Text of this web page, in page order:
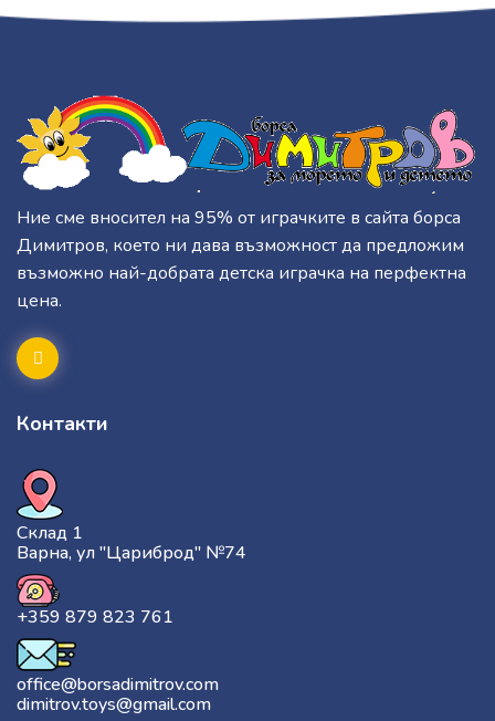
Ние сме вносител на 95% от играчките в сайта борса
Димитров, което ни дава възможност да предложим
възможно най-добрата детска играчка на перфектна
цена.
Контакти
Склад 1
Варна, ул "Цариброд" №74
+359 879 823 761
office@borsadimitrov.com
dimitrov.toys@gmail.com